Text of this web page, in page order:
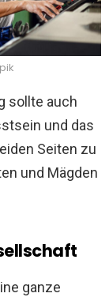
sollte auch
und das
Seiten zu
und Mägden
ganze